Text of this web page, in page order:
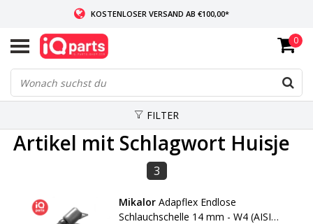
KOSTENLOSER VERSAND AB €100,00*
WENN AUF LAGER: VOR 14:00 UHR BESTELLT, VERSAND AM SELBEN TAG
WELTWEITE LIEFERUNG
0
FILTER
Artikel mit Schlagwort Huisje
3
Mikalor Adapflex Endlose
Schlauchschelle 14 mm - W4 (AISI